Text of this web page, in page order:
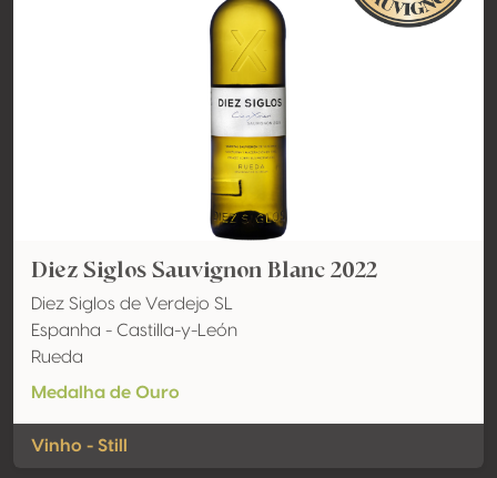
Diez Siglos Sauvignon Blanc 2022
Diez Siglos de Verdejo SL
Espanha - Castilla-y-León
Rueda
Medalha de Ouro
Vinho - Still